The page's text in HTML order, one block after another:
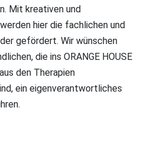
Mit kreativen und
hier die fachlichen und
gefördert. Wir wünschen
die ins ORANGE HOUSE
den Therapien
ein eigenverantwortliches